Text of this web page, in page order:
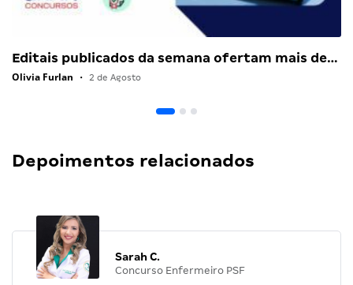
Editais publicados da semana ofertam mais de…
Olivia Furlan • 2 de Agosto
Depoimentos relacionados
Sarah C.
Concurso Enfermeiro PSF